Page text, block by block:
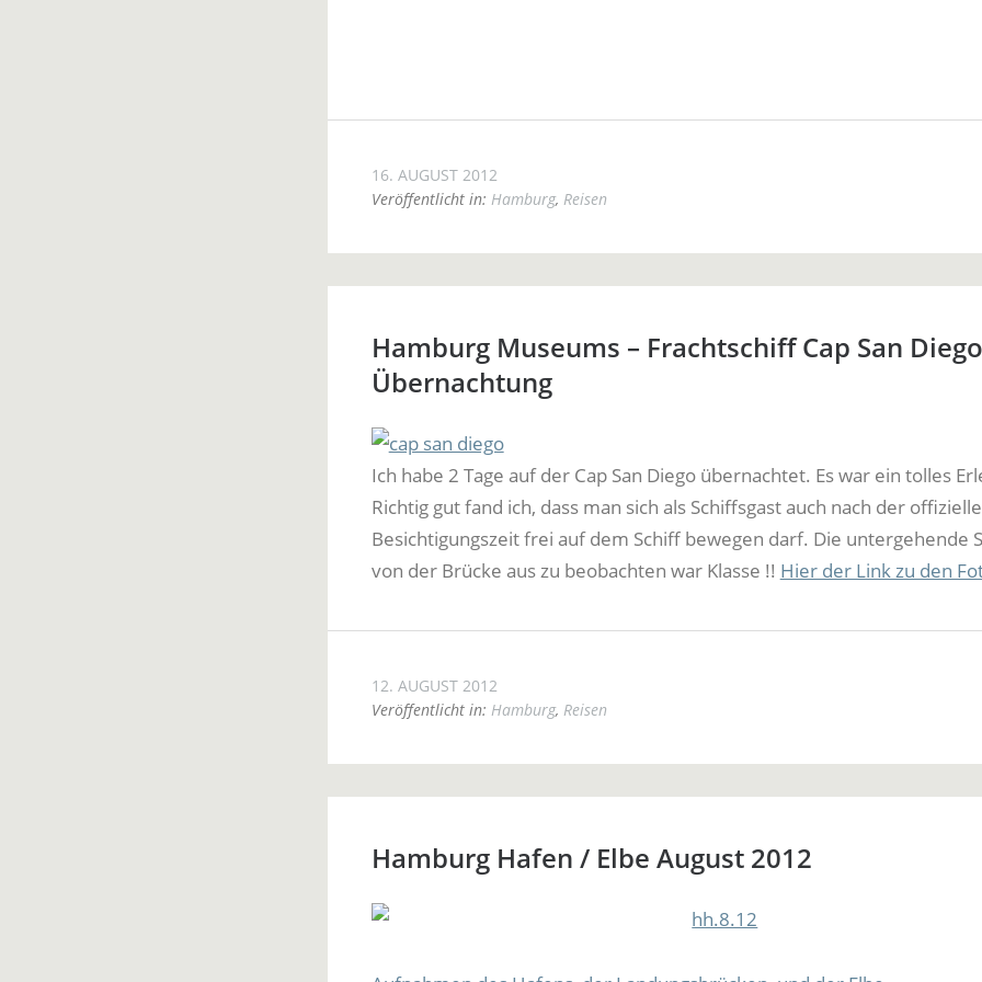
16. AUGUST 2012
Veröffentlicht in: Hamburg, Reisen
Hamburg Museums – Frachtschiff Cap San Diego
Übernachtung
Ich habe 2 Tage auf der Cap San Diego übernachtet. Es war ein tolles
Richtig gut fand ich, dass man sich als Schiffsgast auch nach der
Besichtigungszeit frei auf dem Schiff bewegen darf. Die untergehende
von der Brücke aus zu beobachten war Klasse !! Hier der Link zu den
12. AUGUST 2012
Veröffentlicht in: Hamburg, Reisen
Hamburg Hafen / Elbe August 2012